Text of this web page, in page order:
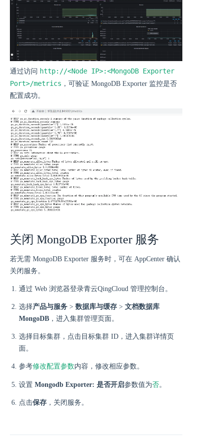
通过访问 http://<Node IP>:<MongoDB Exporter
Port>/metrics ，可验证 MongoDB Exporter 监控是否
配置成功。
关闭 MongoDB Exporter 服务
若无需 MongoDB Exporter 服务时，可在 AppCenter 确认
关闭服务。
通过 Web 浏览器登录青云QingCloud 管理控制台。
选择产品与服务 > 数据库与缓存 > 文档数据库
MongoDB ，进入集群管理页面。
选择目标集群，点击目标集群 ID，进入集群详情页
面。
参考修改配置参数内容，修改相应参数。
设置 Mongodb Exporter: 是否开启参数值为否。
点击保存 ，关闭服务。